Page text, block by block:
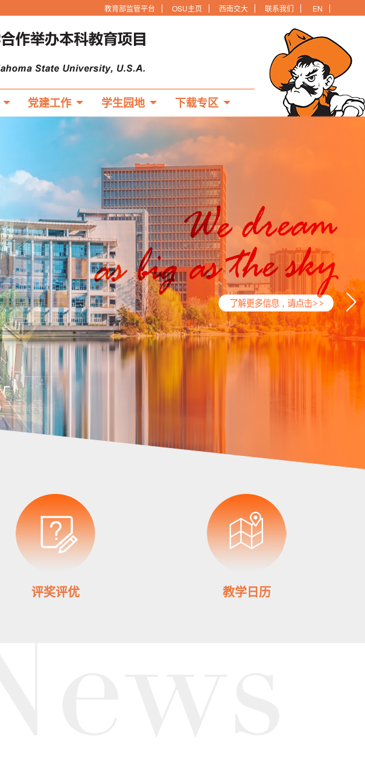
教育部监管平台 OSU主页 西南交大 联系我们 EN
党建工作 学生园地 下载专区
评奖评优 教学日历